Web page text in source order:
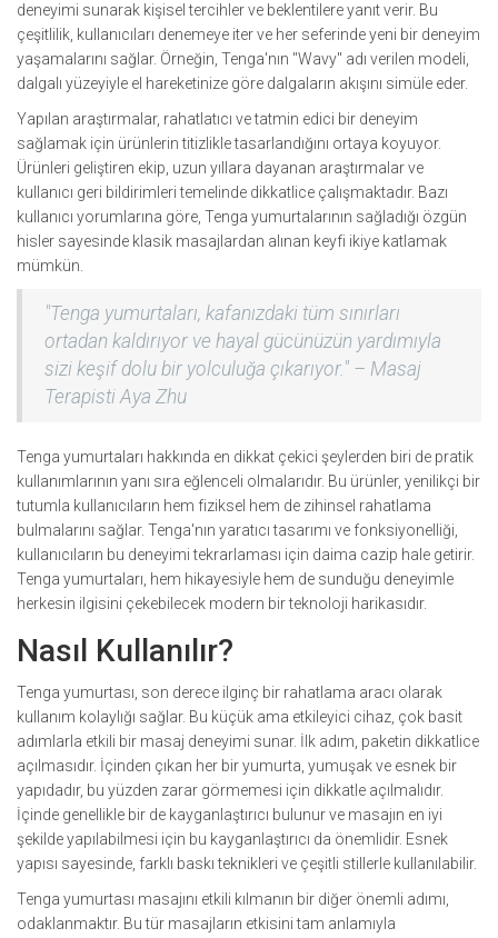
deneyimi sunarak kişisel tercihler ve beklentilere yanıt verir. Bu
çeşitlilik, kullanıcıları denemeye iter ve her seferinde yeni bir deneyim
yaşamalarını sağlar. Örneğin, Tenga'nın "Wavy" adı verilen modeli,
dalgalı yüzeyiyle el hareketinize göre dalgaların akışını simüle eder.
Yapılan araştırmalar, rahatlatıcı ve tatmin edici bir deneyim
sağlamak için ürünlerin titizlikle tasarlandığını ortaya koyuyor.
Ürünleri geliştiren ekip, uzun yıllara dayanan araştırmalar ve
kullanıcı geri bildirimleri temelinde dikkatlice çalışmaktadır. Bazı
kullanıcı yorumlarına göre, Tenga yumurtalarının sağladığı özgün
hisler sayesinde klasik masajlardan alınan keyfi ikiye katlamak
mümkün.
"Tenga yumurtaları, kafanızdaki tüm sınırları
ortadan kaldırıyor ve hayal gücünüzün yardımıyla
sizi keşif dolu bir yolculuğa çıkarıyor." – Masaj
Terapisti Aya Zhu
Tenga yumurtaları hakkında en dikkat çekici şeylerden biri de pratik
kullanımlarının yanı sıra eğlenceli olmalarıdır. Bu ürünler, yenilikçi bir
tutumla kullanıcıların hem fiziksel hem de zihinsel rahatlama
bulmalarını sağlar. Tenga'nın yaratıcı tasarımı ve fonksiyonelliği,
kullanıcıların bu deneyimi tekrarlaması için daima cazip hale getirir.
Tenga yumurtaları, hem hikayesiyle hem de sunduğu deneyimle
herkesin ilgisini çekebilecek modern bir teknoloji harikasıdır.
Nasıl Kullanılır?
Tenga yumurtası, son derece ilginç bir rahatlama aracı olarak
kullanım kolaylığı sağlar. Bu küçük ama etkileyici cihaz, çok basit
adımlarla etkili bir masaj deneyimi sunar. İlk adım, paketin dikkatlice
açılmasıdır. İçinden çıkan her bir yumurta, yumuşak ve esnek bir
yapıdadır, bu yüzden zarar görmemesi için dikkatle açılmalıdır.
İçinde genellikle bir de kayganlaştırıcı bulunur ve masajın en iyi
şekilde yapılabilmesi için bu kayganlaştırıcı da önemlidir. Esnek
yapısı sayesinde, farklı baskı teknikleri ve çeşitli stillerle kullanılabilir.
Tenga yumurtası masajını etkili kılmanın bir diğer önemli adımı,
odaklanmaktır. Bu tür masajların etkisini tam anlamıyla